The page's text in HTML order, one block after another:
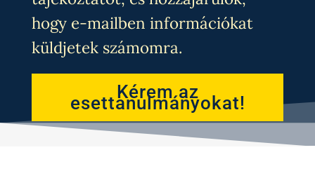
hogy e-mailben információkat
küldjetek számomra.
Kérem az
esettanulmányokat!